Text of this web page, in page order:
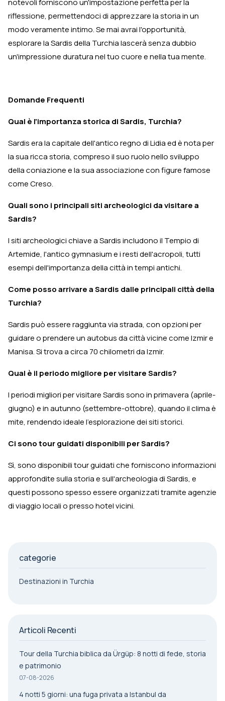
notevoli forniscono un'impostazione perfetta per la
riflessione, permettendoci di apprezzare la storia in un
modo veramente intimo. Se mai avrai l'opportunità,
esplorare la Sardis della Turchia lascerà senza dubbio
un'impressione duratura nel tuo cuore e nella tua mente.
Domande Frequenti
Qual è l'importanza storica di Sardis, Turchia?
Sardis era la capitale dell'antico regno di Lidia ed è nota per
la sua ricca storia, compreso il suo ruolo nello sviluppo
della coniazione e la sua associazione con figure famose
come Creso.
Quali sono i principali siti archeologici da visitare a
Sardis?
I siti archeologici chiave a Sardis includono il Tempio di
Artemide, l'antico gymnasium e i resti dell'acropoli, tutti
esempi dell'importanza della città in tempi antichi.
Come posso arrivare a Sardis dalle principali città della
Turchia?
Sardis può essere raggiunta via strada, con opzioni per
guidare o prendere un autobus da città vicine come Izmir e
Manisa. Si trova a circa 70 chilometri da Izmir.
Qual è il periodo migliore per visitare Sardis?
I periodi migliori per visitare Sardis sono in primavera (aprile-
giugno) e in autunno (settembre-ottobre), quando il clima è
mite, rendendo ideale l'esplorazione dei siti storici.
Ci sono tour guidati disponibili per Sardis?
Sì, sono disponibili tour guidati che forniscono informazioni
approfondite sulla storia e sull'archeologia di Sardis, e
questi possono spesso essere organizzati tramite agenzie
di viaggio locali o presso hotel vicini.
categorie
Destinazioni in Turchia
Articoli Recenti
Tour della Turchia biblica da Ürgüp: 8 notti di fede, storia
e patrimonio
07-08-2026
4 notti 5 giorni: una fuga privata a Istanbul da